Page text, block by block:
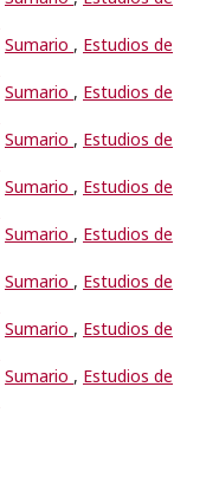
Sumario , Estudios de
Sumario , Estudios de
Sumario , Estudios de
Sumario , Estudios de
Sumario , Estudios de
Sumario , Estudios de
Sumario , Estudios de
Sumario , Estudios de